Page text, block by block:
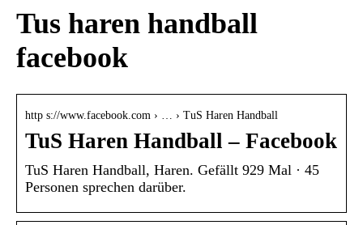
Tus haren handball
facebook
http s://www.facebook.com › … › TuS Haren Handball
TuS Haren Handball – Facebook
TuS Haren Handball, Haren. Gefällt 929 Mal · 45
Personen sprechen darüber.